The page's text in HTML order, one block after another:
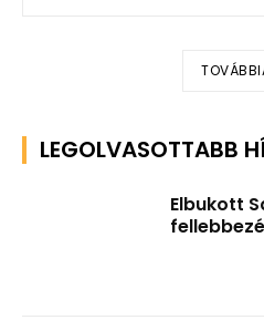
LEGOLVASOTTABB
Elbukott